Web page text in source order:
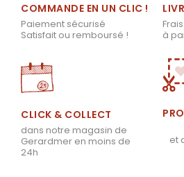
COMMANDE EN UN CLIC !
Paiement sécurisé
Satisfait ou remboursé !
à
CLICK & COLLECT
dans notre magasin de
Gerardmer en moins de
24h
et